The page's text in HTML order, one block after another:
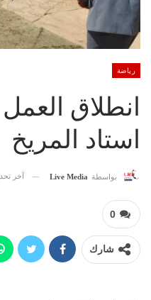
رياضة
انطلاق
استاد المريخ
بواسطة Live Media آخر
0
شارك